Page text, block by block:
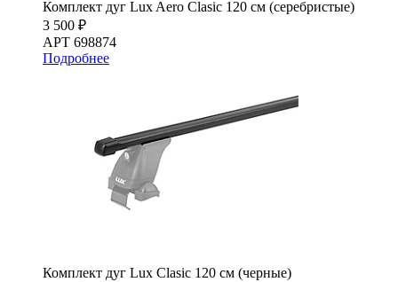
Комплект дуг Lux Aero Clasic 120 см (серебристые)
3 500 ₽
АРТ 698874
Подробнее
Комплект дуг Lux Clasic 120 см (черные)